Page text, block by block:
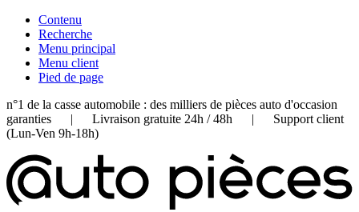
Contenu
Recherche
Menu principal
Menu client
Pied de page
n°1 de la casse automobile : des milliers de pièces auto d'occasion
garanties | Livraison gratuite 24h / 48h | Support client
(Lun-Ven 9h-18h)